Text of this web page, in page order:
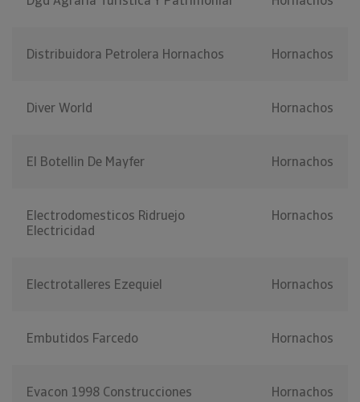
Distribuidora Petrolera Hornachos Hornachos
Diver World Hornachos
El Botellin De Mayfer Hornachos
Electrodomesticos Ridruejo
Electricidad
Hornachos
Electrotalleres Ezequiel Hornachos
Embutidos Farcedo Hornachos
Evacon 1998 Construcciones Hornachos